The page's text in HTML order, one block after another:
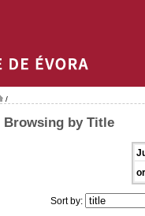
/
Browsing by Title
Sort by: